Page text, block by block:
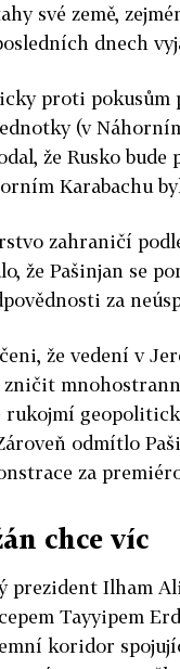
své země,
dnech
proti pokusům
(v
že Rusko
Karabachu
zahraničí
že Pašinjan se
za
že vedení v
zničit
rukojmí
odmítlo
za
chce víc
prezident Ilham
Tayyipem
koridor